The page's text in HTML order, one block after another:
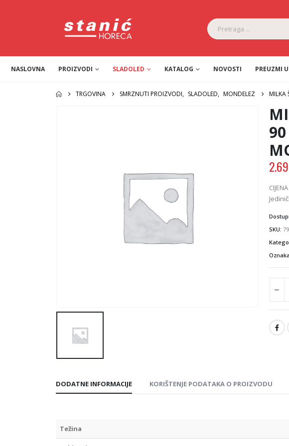
NASLOVNA PROIZVODI SLADOLED KATALOG NOVOSTI PREUZMI
TRGOVINA SMRZNUTI PROIZVODI, SLADOLED, MONDELEZ MILKA
SKU:
DODATNE INFORMACIJE KORIŠTENJE PODATAKA O PROIZVODU
Težina